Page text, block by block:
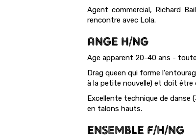
Agent commercial, Richard
rencontre avec Lola.
ANGE H/NG
Age apparent 20-40 ans -
Drag queen qui forme
à la petite nouvelle) et doit
Excellente technique de
en talons hauts.
ENSEMBLE F/H/NG